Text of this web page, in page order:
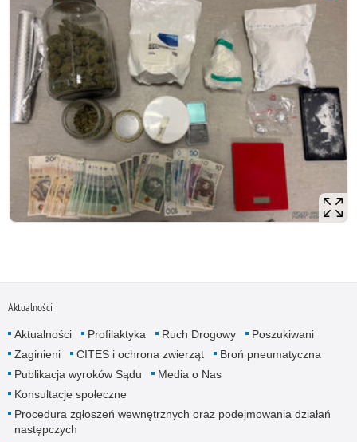
Aktualności
Aktualności Profilaktyka Ruch Drogowy
Poszukiwani
Zaginieni
CITES i ochrona zwierząt
Broń pneumatyczna
Publikacja wyroków Sądu
Media o Nas
Konsultacje społeczne
Procedura zgłoszeń wewnętrznych oraz podejmowania działań
następczych